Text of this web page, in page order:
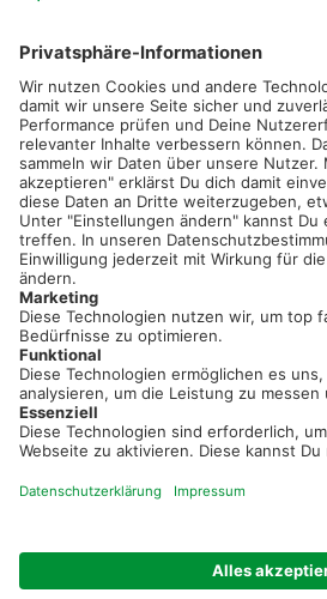
Sei immer auf dem
Neue Features, spannende Tipps
Registriere dich
einfach und
Kostenlos registrieren &
Impressum